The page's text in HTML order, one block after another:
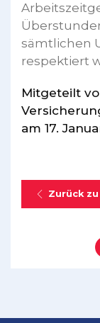
sämtlichen
respektiert
Mitgeteilt
am 17.
Zurück